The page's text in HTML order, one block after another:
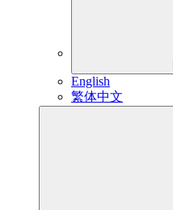
English
繁体中文